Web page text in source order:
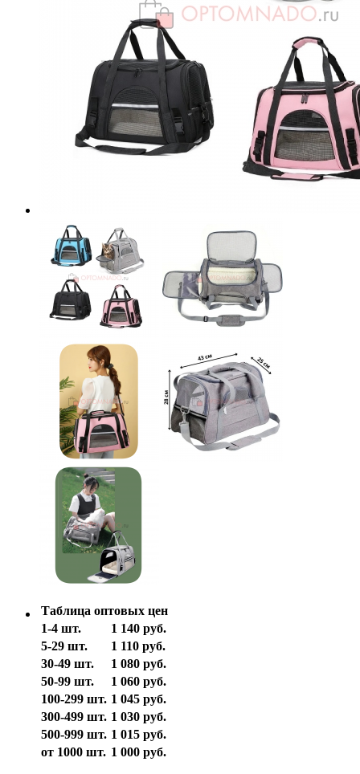
Таблица оптовых цен
1-4 шт.
1 140 руб.
5-29 шт.
1 110 руб.
30-49 шт.
1 080 руб.
50-99 шт.
1 060 руб.
100-299 шт. 1 045 руб.
300-499 шт. 1 030 руб.
500-999 шт. 1 015 руб.
от 1000 шт. 1 000 руб.